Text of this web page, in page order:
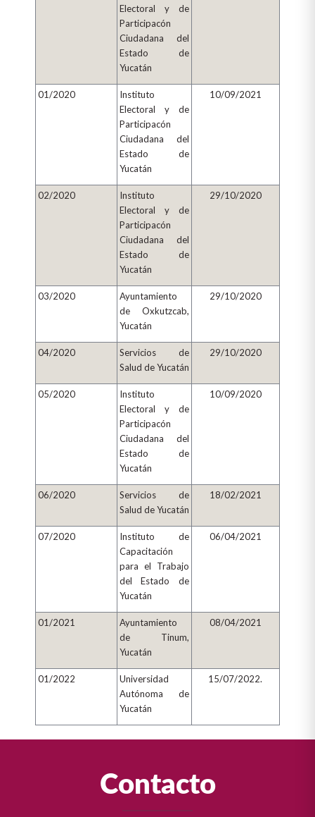
Electoral y de
Participacón
Ciudadana del
Estado de
Yucatán
01/2020
Instituto
Electoral y de
Participacón
Ciudadana del
Estado de
Yucatán
10/09/2021
02/2020
Instituto
Electoral y de
Participacón
Ciudadana del
Estado de
Yucatán
29/10/2020
03/2020
Ayuntamiento
de Oxkutzcab,
Yucatán
29/10/2020
04/2020
Servicios de
Salud de Yucatán
29/10/2020
05/2020
Instituto
Electoral y de
Participacón
Ciudadana del
Estado de
Yucatán
10/09/2020
06/2020
Servicios de
Salud de Yucatán
18/02/2021
07/2020
Instituto de
Capacitación
para el Trabajo
del Estado de
Yucatán
06/04/2021
01/2021
Ayuntamiento
de Tinum,
Yucatán
08/04/2021
01/2022
Universidad
Autónoma de
Yucatán
15/07/2022.
Contacto